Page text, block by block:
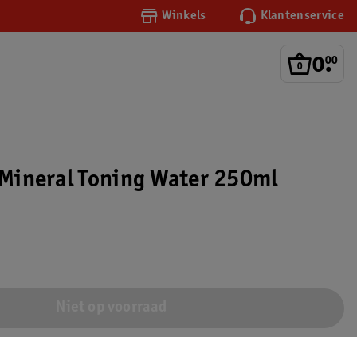
Winkels Klantenservice
0.
00
Mineral Toning Water 250ml